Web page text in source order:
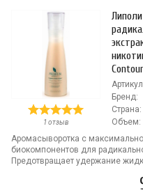
1 отзыв
Contour
Бренд:
Страна:
Объем:
Аромасыворотка с
биокомпонентов для
Предотвращает удержание